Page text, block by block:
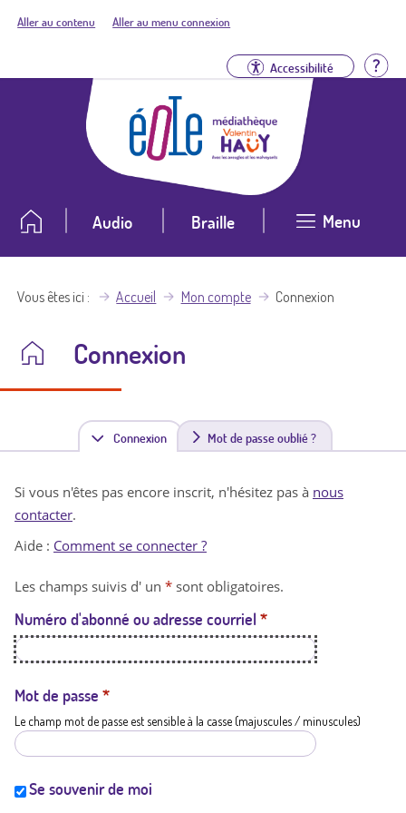
Aller au contenu Aller au menu connexion
Accessibilité
Audio Braille Menu
Vous êtes ici Accueil Mon compte Connexion
Connexion
Connexion(
n
t
a
t
i
Mot de passe oublié ?
Si vous n'êtes pas encore inscrit, n'hésitez pas à nous
contacter.
Aide : Comment se connecter ?
Les champs suivis d' un * sont obligatoires.
Numéro d'abonné ou adresse courriel *
Mot de passe *
Le champ mot de passe est sensible à la casse (majuscules / minuscules)
Se souvenir de moi